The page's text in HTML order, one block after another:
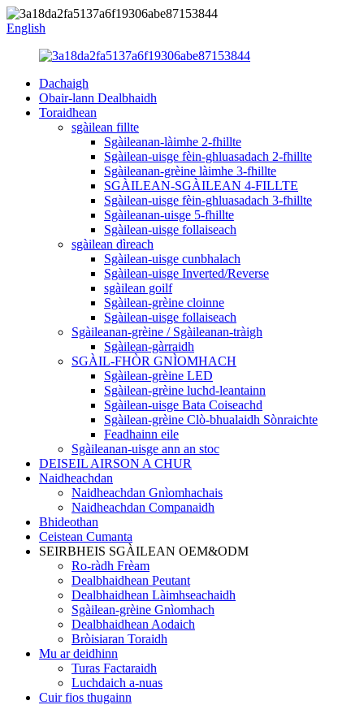
English
Dachaigh
Obair-lann Dealbhaidh
Toraidhean
sgàilean fillte
Sgàileanan-làimhe 2-fhillte
Sgàilean-uisge fèin-ghluasadach 2-fhillte
Sgàileanan-grèine làimhe 3-fhillte
SGÀILEAN-SGÀILEAN 4-FILLTE
Sgàilean-uisge fèin-ghluasadach 3-fhillte
Sgàileanan-uisge 5-fhillte
Sgàilean-uisge follaiseach
sgàilean dìreach
Sgàilean-uisge cunbhalach
Sgàilean-uisge Inverted/Reverse
sgàilean goilf
Sgàilean-grèine cloinne
Sgàilean-uisge follaiseach
Sgàileanan-grèine / Sgàileanan-tràigh
Sgàilean-gàrraidh
SGÀIL-FHÒR GNÌOMHACH
Sgàilean-grèine LED
Sgàilean-grèine luchd-leantainn
Sgàilean-uisge Bata Coiseachd
Sgàilean-grèine Clò-bhualaidh Sònraichte
Feadhainn eile
Sgàileanan-uisge ann an stoc
DEISEIL AIRSON A CHUR
Naidheachdan
Naidheachdan Gnìomhachais
Naidheachdan Companaidh
Bhideothan
Ceistean Cumanta
SEIRBHEIS SGÀILEAN OEM&ODM
Ro-ràdh Frèam
Dealbhaidhean Peutant
Dealbhaidhean Làimhseachaidh
Sgàilean-grèine Gnìomhach
Dealbhaidhean Aodaich
Bròisiaran Toraidh
Mu ar deidhinn
Turas Factaraidh
Luchdaich a-nuas
Cuir fios thugainn